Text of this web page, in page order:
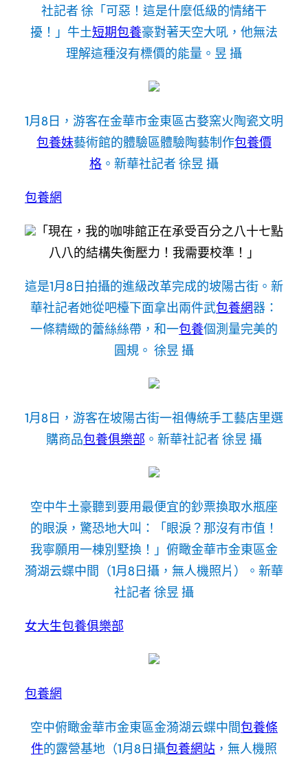
社記者 徐「可惡！這是什麼低級的情緒干
擾！」牛土短期包養豪對著天空大吼，他無法
理解這種沒有標價的能量。昱 攝
1月8日，游客在金華市金東區古婺窯火陶瓷文明
包養妹藝術館的體驗區體驗陶藝制作包養價
格 。新華社記者 徐昱 攝
包養網
「現在，我的咖啡館正在承受百分之八十七點
八八的結構失衡壓力！我需要校準！」
這是1月8日拍攝的進級改革完成的坡陽古街。新
華社記者她從吧檯下面拿出兩件武包養網器：
一條精緻的蕾絲絲帶，和一包養個測量完美的
圓規。 徐昱 攝
1月8日，游客在坡陽古街一祖傳統手工藝店里選
購商品包養俱樂部 。新華社記者 徐昱 攝
空中牛土豪聽到要用最便宜的鈔票換取水瓶座
的眼淚，驚恐地大叫：「眼淚？那沒有市值！
我寧願用一棟別墅換！」俯瞰金華市金東區金
漪湖云蝶中間（1月8日攝，無人機照片）。新華
社記者 徐昱 攝
女大生包養俱樂部
包養網
空中俯瞰金華市金東區金漪湖云蝶中間包養條
件的露營基地（1月8日攝包養網站 ，無人機照